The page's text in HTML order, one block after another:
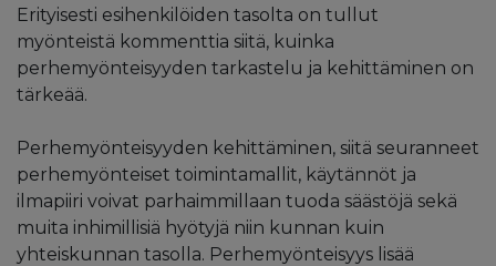
Erityisesti esihenkilöiden tasolta on tullut
myönteistä kommenttia siitä, kuinka
perhemyönteisyyden tarkastelu ja kehittäminen on
tärkeää.
Perhemyönteisyyden kehittäminen, siitä seuranneet
perhemyönteiset toimintamallit, käytännöt ja
ilmapiiri voivat parhaimmillaan tuoda säästöjä sekä
muita inhimillisiä hyötyjä niin kunnan kuin
yhteiskunnan tasolla. Perhemyönteisyys lisää